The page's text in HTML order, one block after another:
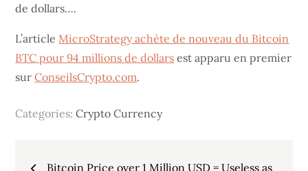
de dollars….
L’articleMicroStrategy achète de nouveau du Bitcoin
BTC pour 94 millions de dollars est apparu en premier
surConseilsCrypto.com.
Categories:Crypto Currency
Post
Bitcoin Price over 1 Million USD = Useless as